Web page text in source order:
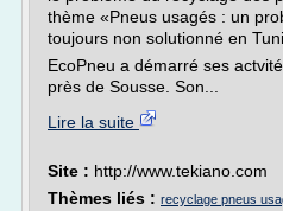
thème «Pneus usagés : un
toujours non solutionné en
EcoPneu a démarré ses
près de Sousse. Son...
Lire la suite
Site : http://www.tekiano.com
Thèmes liés : recyclage pneus